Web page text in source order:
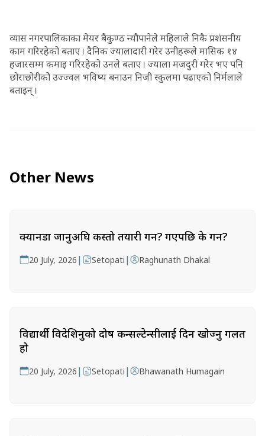
व्यास नगरपालिकाका मेयर बैकुण्ठ न्यौपानेले महिलाले निकै प्रशंसनीय
काम गरिरहेको बताए । दैनिक ज्यालादारी गरेर उनीहरूले मासिक १४
हजारसम्म कमाइ गरिरहेको उनले बताए । ज्याला मजदुरी गरेर भए पनि
छोराछोरीकोे उज्ज्वल भविष्य बनाउन निजी स्कुलमा पढाएको निर्मलाले
बताइन् ।
Other News
क्यानडा जानुअघि कस्तो तयारी गर्ने? गएपछि के गर्ने?
20 July, 2026 | Setopati | Raghunath Dhakal
विद्यार्थी विदेशिनुको दोष कन्सल्टेन्सीलाई दिन खोज्नु गलत
हो
20 July, 2026 | Setopati | Bhawanath Humagain